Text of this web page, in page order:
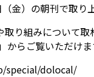
（金）の朝刊で取り
取り組みについて
からご覧いただけま
special/dolocal/